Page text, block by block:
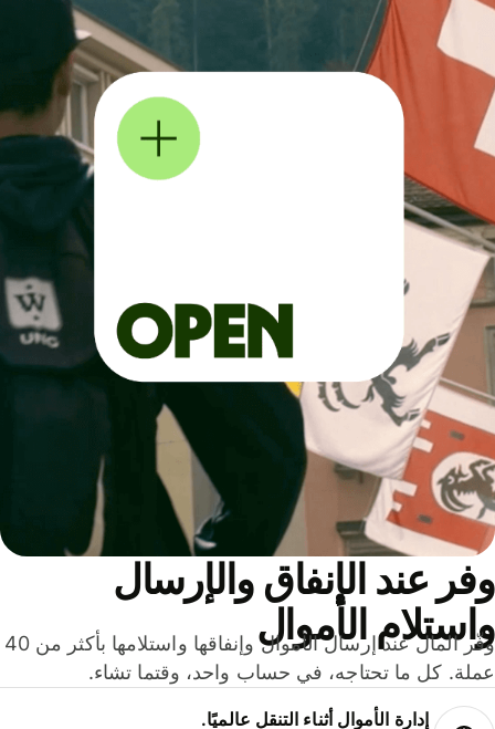
عند الإنفاق والإرسال
الأموال
وفّر المال عند إرسال الأموال وإنفاقها واستلامها بأكثر من 40
كل ما تحتاجه، في حساب واحد، وقتما تشاء.
إدارة الأموال أثناء التنقل عالميًا.